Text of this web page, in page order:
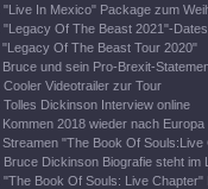
"Live In Mexico" Package zum
"Legacy Of The Beast 2021"-Dates
"Legacy Of The Beast Tour 2020"
Bruce und sein Pro-Brexit-
Cooler Videotrailer zur Tour
Tolles Dickinson Interview online
Kommen 2018 wieder nach Europa
Streamen "The Book Of Souls:Live
Bruce Dickinson Biografie steht im
"The Book Of Souls: Live Chapter"